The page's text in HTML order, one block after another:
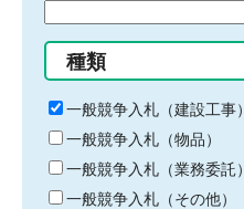
る
キ
ー
ワ
ー
ド
種類
一般競争入札（建設工事）
一般競争入札（物品）
一般競争入札（業務委託）
一般競争入札（その他）